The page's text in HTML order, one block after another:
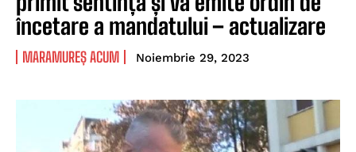
încetare a mandatului – actualizare
MARAMUREȘ ACUM Noiembrie 29, 2023